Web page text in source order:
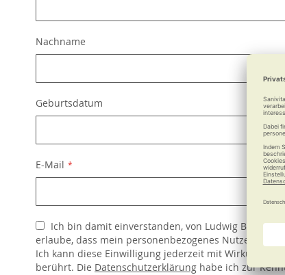
Nachname
Geburtsdatum
E-Mail
Ich bin damit einverstanden, von Ludwig Bertram
erlaube, dass mein personenbezogenes
Ich kann diese Einwilligung jederzeit mit Wirkung
berührt. Die Datenschutzerklärung habe ich zur